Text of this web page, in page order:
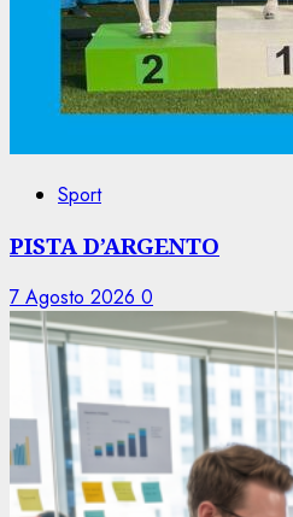
Sport
PISTA D’ARGENTO
7 Agosto 2026 0